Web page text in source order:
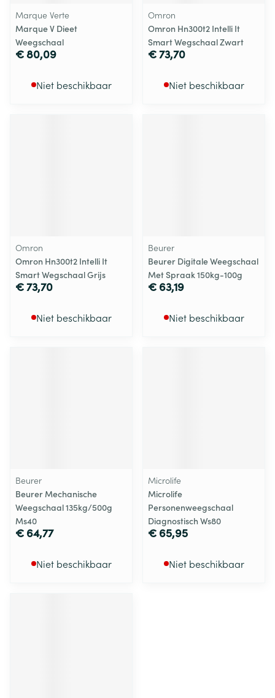
Marque Verte
Marque V Dieet
Weegschaal
€ 80,09
Niet beschikbaar
Omron
Omron Hn300t2 Intelli It
Smart Wegschaal Zwart
€ 73,70
Niet beschikbaar
Omron
Omron Hn300t2 Intelli It
Smart Wegschaal Grijs
€ 73,70
Niet beschikbaar
Beurer
Beurer Digitale Weegschaal
Met Spraak 150kg-100g
€ 63,19
Niet beschikbaar
Beurer
Beurer Mechanische
Weegschaal 135kg/500g
Ms40
€ 64,77
Niet beschikbaar
Microlife
Microlife
Personenweegschaal
Diagnostisch Ws80
€ 65,95
Niet beschikbaar